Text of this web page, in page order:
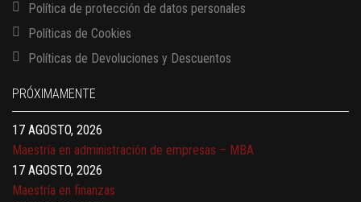
Política de protección de datos personales
Políticas de Cookies
Políticas de Devoluciones y Descuentos
PRÓXIMAMENTE
13 AGOSTO, 2026
17 AGOSTO, 2026
Gerencia de empresas familiares
17 AGOSTO, 2026
Maestría en administración de empresas – MBA
17 AGOSTO, 2026
Maestría en finanzas